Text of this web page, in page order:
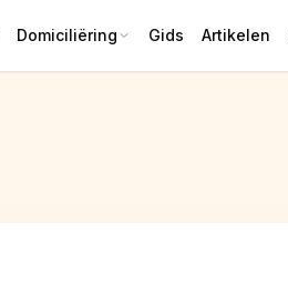
Domiciliëring Gids Artikelen